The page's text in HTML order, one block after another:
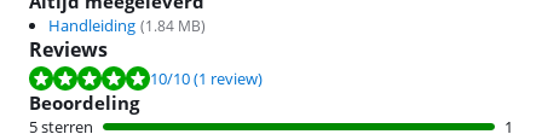
Handleiding (1.84 MB)
Reviews
Beoordeling is 10 van de 10, gebaseerd op 1 review.
10/10(1 review)
Beoordeling
5 sterren
1